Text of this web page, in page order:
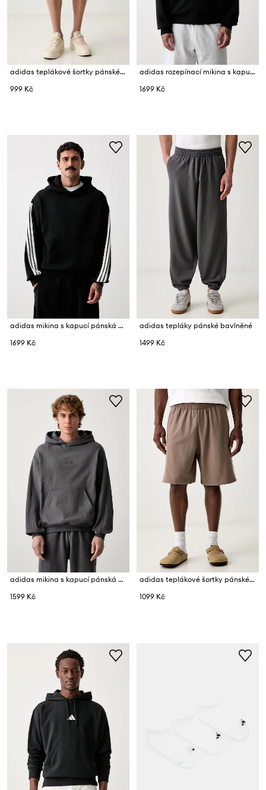
adidas teplákové šortky pánské bavlněné
999 Kč
adidas rozepínací mikina s kapucí pánská bavlněná
1699 Kč
adidas mikina s kapucí pánská bavlněná
1699 Kč
adidas tepláky pánské bavlněné
1499 Kč
adidas mikina s kapucí pánská bavlněná
1599 Kč
adidas teplákové šortky pánské bavlněné
1099 Kč